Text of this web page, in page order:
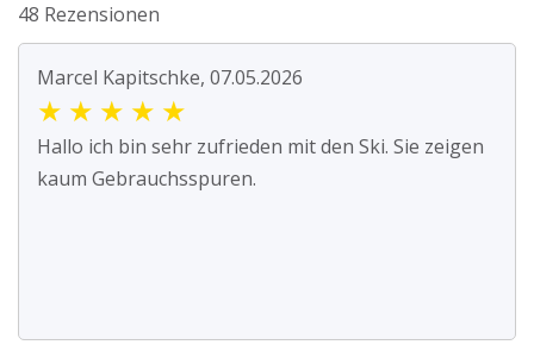
48 Rezensionen
Marcel Kapitschke, 07.05.2026
★ ★ ★ ★ ★
Hallo ich bin sehr zufrieden mit den Ski. Sie zeigen
kaum Gebrauchsspuren.